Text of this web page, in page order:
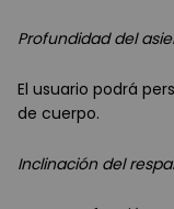
Profundidad del
El usuario podrá
de cuerpo.
Inclinación del